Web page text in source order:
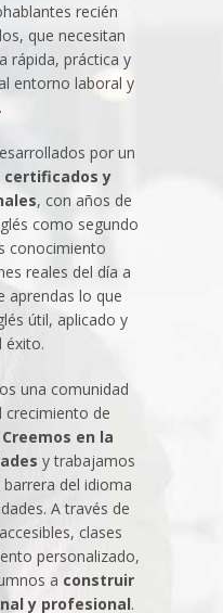
recién
que necesitan
rápida, práctica y
entorno laboral y
por un
y
, con años de
como segundo
conocimiento
reales del día a
aprendas lo que
útil, aplicado y
éxito.
una comunidad
de
Creemos en la
y trabajamos
del idioma
A través de
clases
personalizado,
a construir
y profesional.